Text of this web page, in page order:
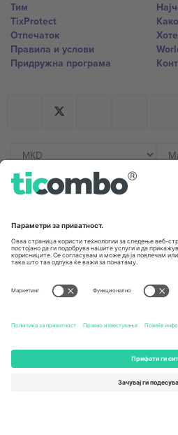
Тим
TixProtect
Отпечаток
Правила и услови
Придружна програма
Unter den Linden 24, 10117
Berlin, Germany
Newark, Delaware 19713, United
States